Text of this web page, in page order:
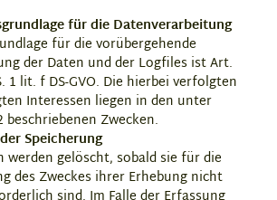
für die Datenverarbeitung
für die vorübergehende
der Daten und der Logfiles ist Art.
1 lit. f DS-GVO. Die hierbei verfolgten
Interessen liegen in den unter
beschriebenen Zwecken.
Speicherung
werden gelöscht, sobald sie für die
des Zweckes ihrer Erhebung nicht